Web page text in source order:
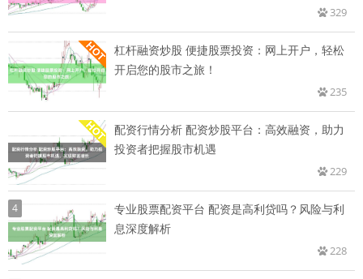
329
杠杆融资炒股 便捷股票投资：网上开户，轻松
开启您的股市之旅！
235
配资行情分析 配资炒股平台：高效融资，助力
投资者把握股市机遇
229
4
专业股票配资平台 配资是高利贷吗？风险与利
息深度解析
228